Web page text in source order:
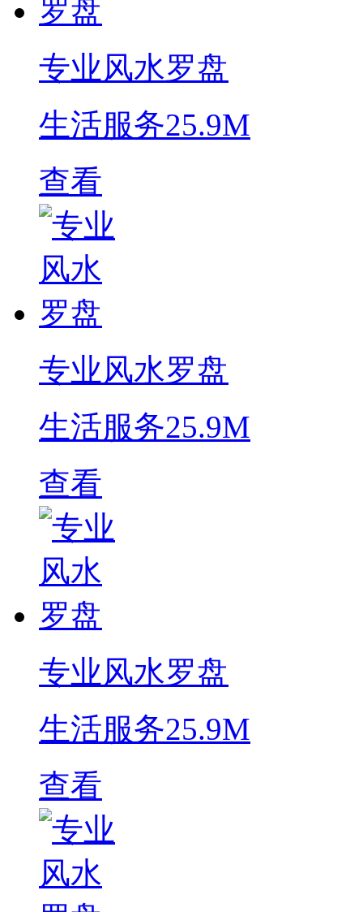
专业风水罗盘
生活服务25.9M
查看
专业风水罗盘
生活服务25.9M
查看
专业风水罗盘
生活服务25.9M
查看